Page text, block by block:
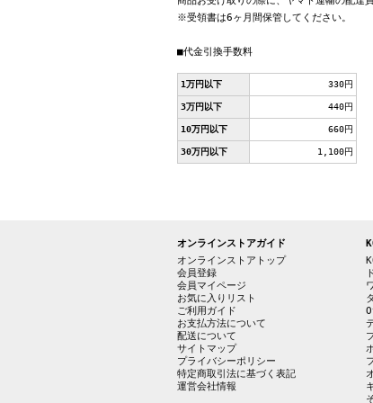
※受領書は6ヶ月間保管してください。
■代金引換手数料
1万円以下 330円
3万円以下 440円
10万円以下 660円
30万円以下 1,100円
オンラインストアガイド
オンラインストアトップ
会員登録
会員マイページ
お気に入りリスト
ご利用ガイド
お支払方法について
配送について
サイトマップ
プライバシーポリシー
特定商取引法に基づく表記
運営会社情報